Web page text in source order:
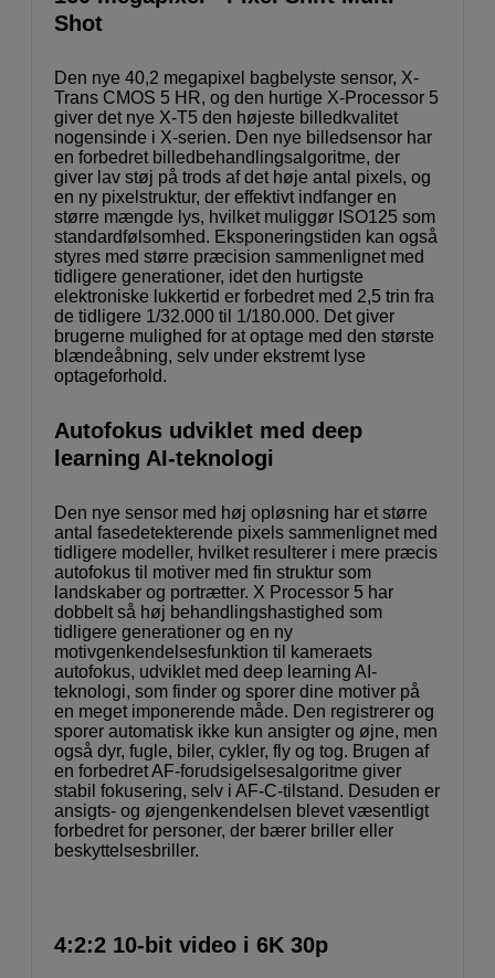
Shot
Den nye 40,2 megapixel bagbelyste sensor, X-
Trans CMOS 5 HR, og den hurtige X-Processor 5
giver det nye X-T5 den højeste billedkvalitet
nogensinde i X-serien. Den nye billedsensor har
en forbedret billedbehandlingsalgoritme, der
giver lav støj på trods af det høje antal pixels, og
en ny pixelstruktur, der effektivt indfanger en
større mængde lys, hvilket muliggør ISO125 som
standardfølsomhed. Eksponeringstiden kan også
styres med større præcision sammenlignet med
tidligere generationer, idet den hurtigste
elektroniske lukkertid er forbedret med 2,5 trin fra
de tidligere 1/32.000 til 1/180.000. Det giver
brugerne mulighed for at optage med den største
blændeåbning, selv under ekstremt lyse
optageforhold.
Autofokus udviklet med deep
learning AI-teknologi
Den nye sensor med høj opløsning har et større
antal fasedetekterende pixels sammenlignet med
tidligere modeller, hvilket resulterer i mere præcis
autofokus til motiver med fin struktur som
landskaber og portrætter. X Processor 5 har
dobbelt så høj behandlingshastighed som
tidligere generationer og en ny
motivgenkendelsesfunktion til kameraets
autofokus, udviklet med deep learning AI-
teknologi, som finder og sporer dine motiver på
en meget imponerende måde. Den registrerer og
sporer automatisk ikke kun ansigter og øjne, men
også dyr, fugle, biler, cykler, fly og tog. Brugen af
en forbedret AF-forudsigelsesalgoritme giver
stabil fokusering, selv i AF-C-tilstand. Desuden er
ansigts- og øjengenkendelsen blevet væsentligt
forbedret for personer, der bærer briller eller
beskyttelsesbriller.
4:2:2 10-bit video i 6K 30p